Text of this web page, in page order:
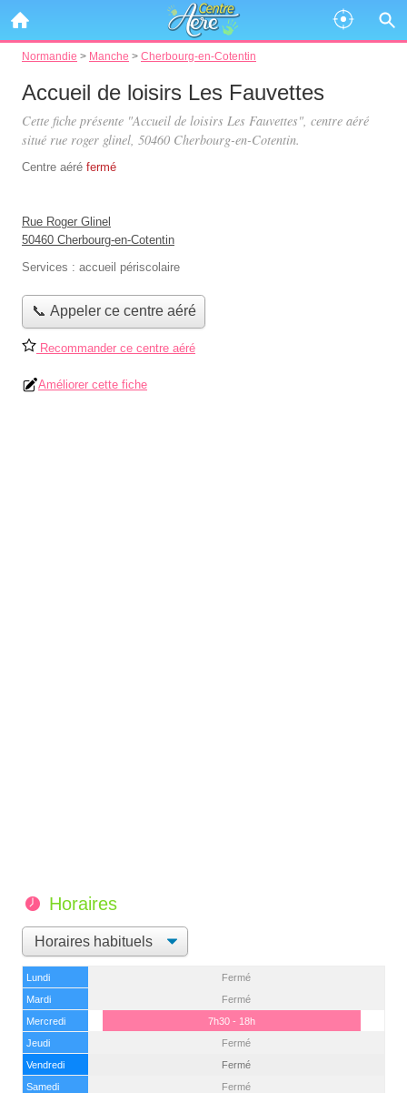
Normandie > Manche > Cherbourg-en-Cotentin
Accueil de loisirs Les Fauvettes
Cette fiche présente "Accueil de loisirs Les Fauvettes", centre aéré
situé rue roger glinel, 50460 Cherbourg-en-Cotentin.
Centre aéré fermé
Rue Roger Glinel
50460 Cherbourg-en-Cotentin
Services : accueil périscolaire
📞 Appeler ce centre aéré
Recommander ce centre aéré
Améliorer cette fiche
Horaires
Lundi
Fermé
Mardi
Fermé
Mercredi
7h30 - 18h
Jeudi
Fermé
Vendredi
Fermé
Samedi
Fermé